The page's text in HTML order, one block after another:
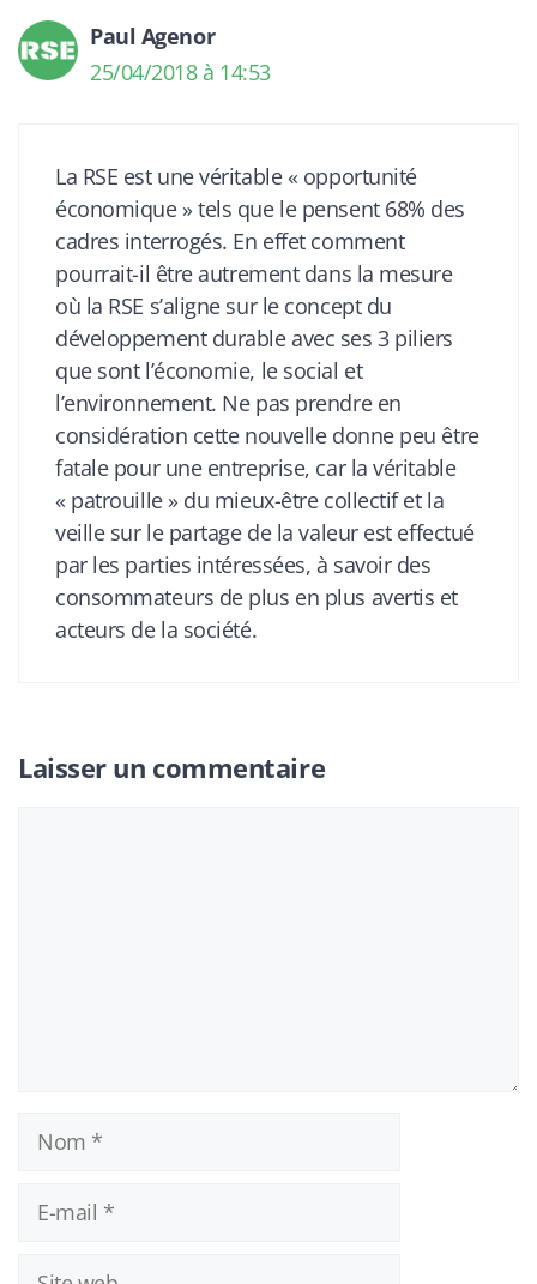
Paul Agenor
25/04/2018 à 14:53
La RSE est une véritable « opportunité
économique » tels que le pensent 68% des
cadres interrogés. En effet comment
pourrait-il être autrement dans la mesure
où la RSE s’aligne sur le concept du
développement durable avec ses 3 piliers
que sont l’économie, le social et
l’environnement. Ne pas prendre en
considération cette nouvelle donne peu être
fatale pour une entreprise, car la véritable
« patrouille » du mieux-être collectif et la
veille sur le partage de la valeur est effectué
par les parties intéressées, à savoir des
consommateurs de plus en plus avertis et
acteurs de la société.
Laisser un commentaire
Nom
mail
Site